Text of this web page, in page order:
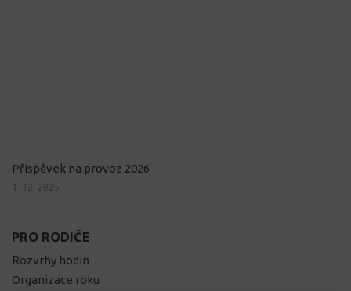
Příspěvek na provoz 2026
1. 12. 2025
PRO RODIČE
Rozvrhy hodin
Organizace roku